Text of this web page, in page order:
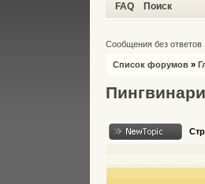
FAQ Поиск
Сообщения без ответов
Список форумов »